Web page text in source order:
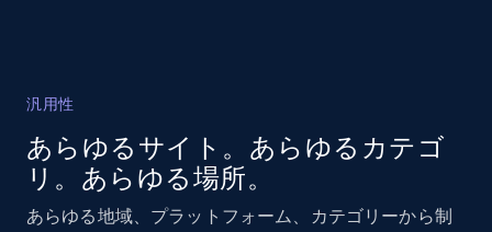
汎用性
あらゆるサイト。あらゆるカテゴ
リ。あらゆる場所。
あらゆる地域、プラットフォーム、カテゴリーから制